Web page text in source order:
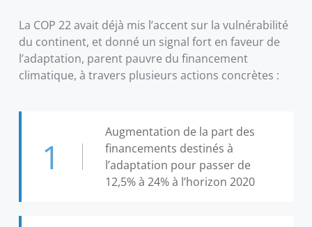
La COP 22 avait déjà mis l’accent sur la vulnérabilité
du continent, et donné un signal fort en faveur de
l’adaptation, parent pauvre du financement
climatique, à travers plusieurs actions concrètes :
1
Augmentation de la part des
financements destinés à
l’adaptation pour passer de
12,5% à 24% à l’horizon 2020